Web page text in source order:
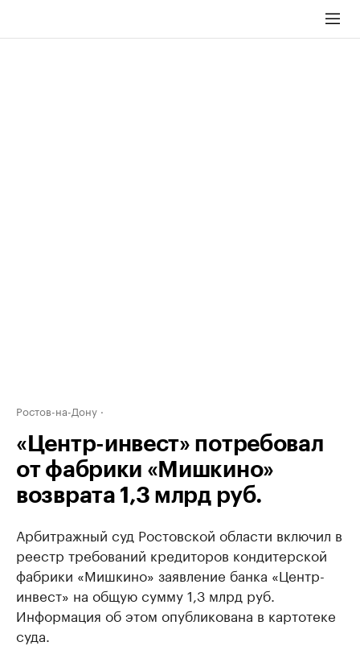
Ростов-на-Дону
«Центр-инвест» потребовал
от фабрики «Мишкино»
возврата 1,3 млрд руб.
Арбитражный суд Ростовской области включил в
реестр требований кредиторов кондитерской
фабрики «Мишкино» заявление банка «Центр-
инвест» на общую сумму 1,3 млрд руб.
Информация об этом опубликована в картотеке
суда.